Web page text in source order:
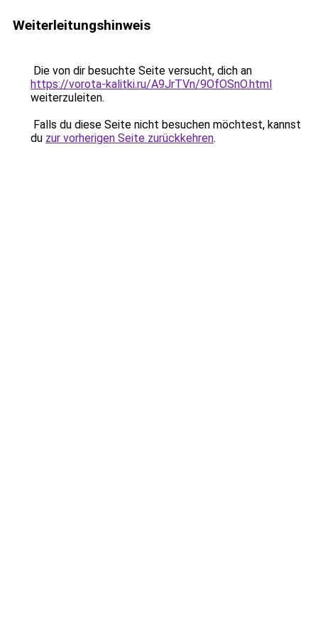
Weiterleitungshinweis
Die von dir besuchte Seite versucht, dich an
https://vorota-kalitki.ru/A9JrTVn/9OfOSnO.html
weiterzuleiten.
Falls du diese Seite nicht besuchen möchtest, kannst
du zur vorherigen Seite zurückkehren.